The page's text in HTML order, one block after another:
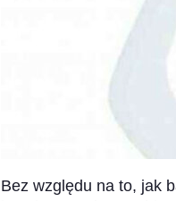
Bez względu na to, jak